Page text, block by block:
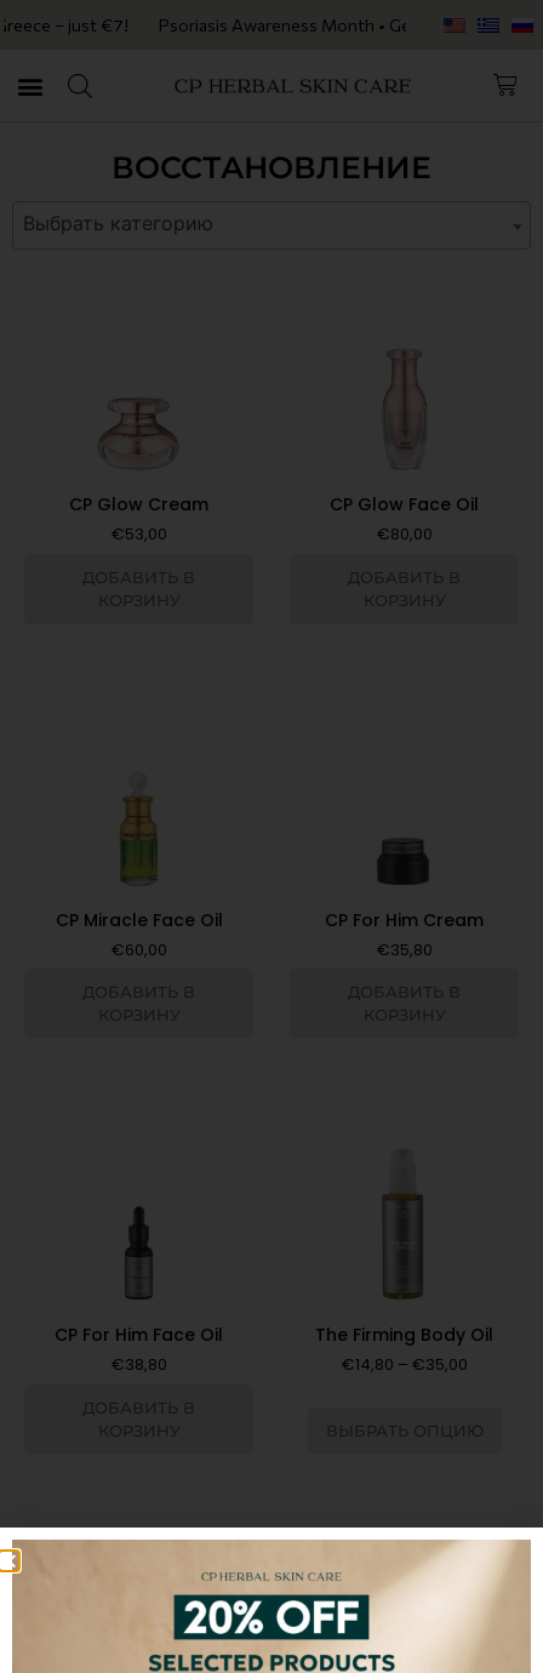
– just €7! Psoriasis Awareness Month • Get 20% OFF with
ВОССТАНОВЛЕНИЕ
Выбрать категорию
CP Glow Cream
€53,00
ДОБАВИТЬ В
КОРЗИНУ
CP Glow Face Oil
€80,00
ДОБАВИТЬ В
КОРЗИНУ
CP Miracle Face Oil
€60,00
ДОБАВИТЬ В
КОРЗИНУ
CP For Him Cream
€35,80
ДОБАВИТЬ В
КОРЗИНУ
CP For Him Face Oil
€38,80
ДОБАВИТЬ В
КОРЗИНУ
The Firming Body Oil
€14,80 – €35,00
ВЫБРАТЬ ОПЦИЮ